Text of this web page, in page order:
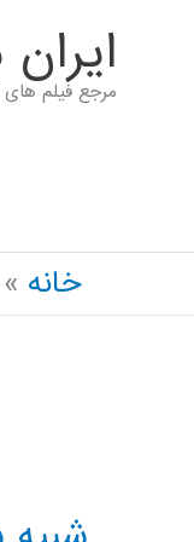
مرجع فیلم
خانه